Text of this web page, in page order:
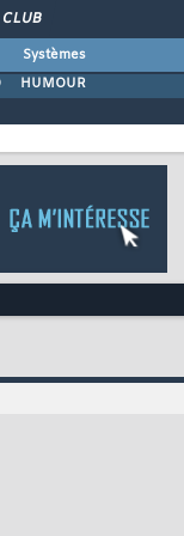
CLUB
Systèmes
HUMOUR